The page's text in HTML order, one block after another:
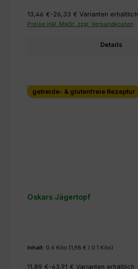
13,46 €-26,33 € Varianten erhältlich
Preise inkl. MwSt. zzgl. Versandkosten
Details
getreide- & glutenfreie Rezeptur
Oskars Jägertopf
Inhalt: 0.6 Kilo (1,98 € / 0.1 Kilo)
11,89 €-43,91 € Varianten erhältlich